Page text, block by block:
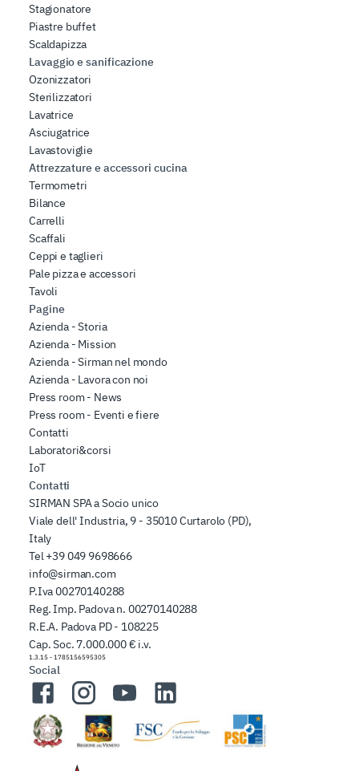
Stagionatore
Piastre buffet
Scaldapizza
Lavaggio e sanificazione
Ozonizzatori
Sterilizzatori
Lavatrice
Asciugatrice
Lavastoviglie
Attrezzature e accessori cucina
Termometri
Bilance
Carrelli
Scaffali
Ceppi e taglieri
Pale pizza e accessori
Tavoli
Pagine
Azienda - Storia
Azienda - Mission
Azienda - Sirman nel mondo
Azienda - Lavora con noi
Press room - News
Press room - Eventi e fiere
Contatti
Laboratori&corsi
IoT
Contatti
SIRMAN SPA a Socio unico
Viale dell' Industria, 9 - 35010 Curtarolo (PD),
Italy
Tel+39 049 9698666
info@sirman.com
P.Iva 00270140288
Reg. Imp. Padova n. 00270140288
R.E.A. Padova PD - 108225
Cap. Soc. 7.000.000 € i.v.
1.3.15 - 1785156595305
Social
FacebookInstagramYouTubeLinkedIn